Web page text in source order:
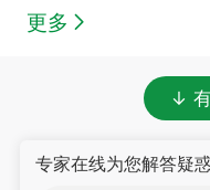
更多
↓
专家在线为您解答疑